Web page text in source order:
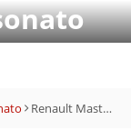
Renault Master T35 2.0 BluedCi 170 EAG9 PL Cassonato